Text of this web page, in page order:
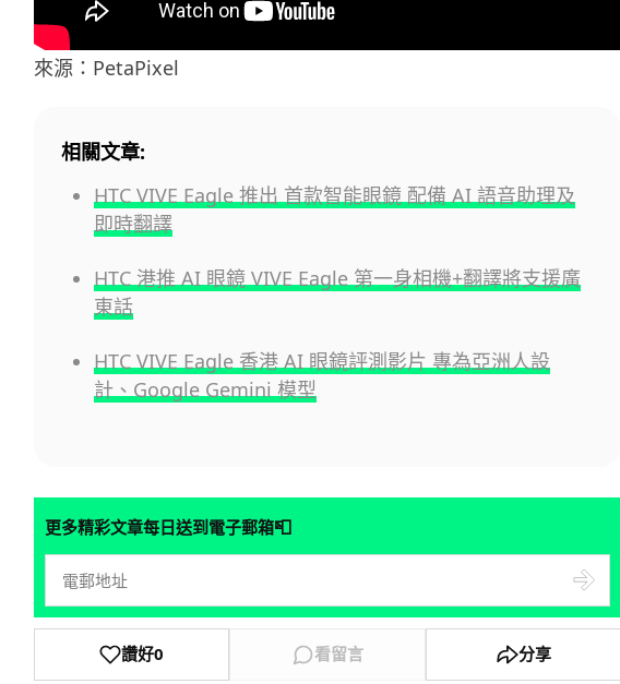
來源：PetaPixel
相關文章:
HTC VIVE Eagle 推出 首款智能眼鏡 配備 AI 語音助理及
即時翻譯
HTC 港推 AI 眼鏡 VIVE Eagle 第一身相機+翻譯將支援廣
東話
HTC VIVE Eagle 香港 AI 眼鏡評測影片 專為亞洲人設
計、Google Gemini 模型
更多精彩文章每日送到電子郵箱📮
讚好0 看留言 分享